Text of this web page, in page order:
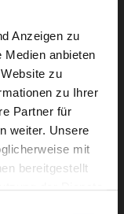
Anzeigen zu
Medien anbieten
zu
zu Ihrer
Partner für
weiter. Unsere
mit
bereitgestellt
der
und
– RVG
Union
in